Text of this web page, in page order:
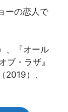
ーの恋人で
、『オール
ブ・ラザ』
2019）、